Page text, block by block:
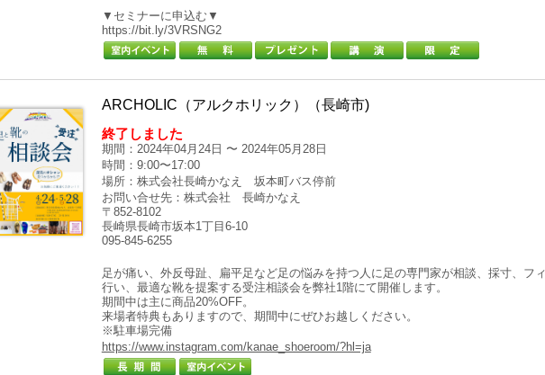
▼セミナーに申込む▼
https://bit.ly/3VRSNG2
ARCHOLIC（アルクホリック）（長崎市)
終了しました
期間：2024年04月24日 〜 2024年05月28日
時間：9:00〜17:00
場所：株式会社長崎かなえ 坂本町バス停前
お問い合せ先：株式会社 長崎かなえ
〒852-8102
長崎県長崎市坂本1丁目6-10
095-845-6255
足が痛い、外反母趾、扁平足など足の悩みを持つ人に足の専門家が相談、採寸、フ
行い、最適な靴を提案する受注相談会を弊社1階にて開催します。
期間中は主に商品20%OFF。
来場者特典もありますので、期間中にぜひお越しください。
※駐車場完備
https://www.instagram.com/kanae_shoeroom/?hl=ja